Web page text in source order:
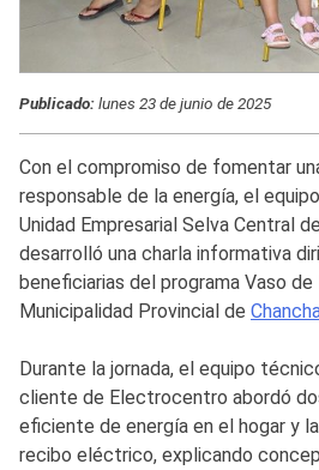
Publicado:lunes 23 de junio de 2025
Con el compromiso de fomentar
responsable de la energía, el
Unidad Empresarial Selva Central de
desarrolló una charla informativa
beneficiarias del programa Vaso
Municipalidad Provincial de
Durante la jornada, el equipo
cliente de Electrocentro abordó
eficiente de energía en el hogar y
recibo eléctrico, explicando